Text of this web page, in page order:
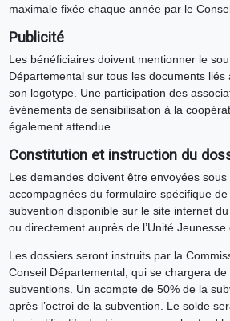
maximale fixée chaque année par le
Publicité
Les bénéficiaires doivent mentionner le
Départemental sur tous les documents
son logotype. Une participation des
événements de sensibilisation à la
également attendue.
Constitution et instruction du
Les demandes doivent être envoyées
accompagnées du formulaire spécifique
subvention disponible sur le site internet
ou directement auprès de l’Unité Jeunesse
Les dossiers seront instruits par la
Conseil Départemental, qui se chargera de
subventions. Un acompte de 50% de la
après l’octroi de la subvention. Le solde